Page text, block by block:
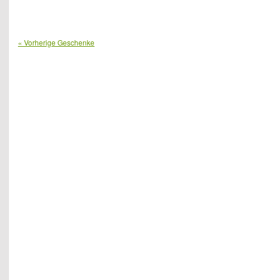
« Vorherige Geschenke